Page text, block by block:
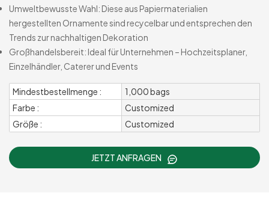
Umweltbewusste Wahl: Diese aus Papiermaterialien
hergestellten Ornamente sind recycelbar und entsprechen den
Trends zur nachhaltigen Dekoration
Großhandelsbereit: Ideal für Unternehmen – Hochzeitsplaner,
Einzelhändler, Caterer und Events
Mindestbestellmenge :
1,000 bags
Farbe :
Customized
Größe :
Customized
JETZT ANFRAGEN